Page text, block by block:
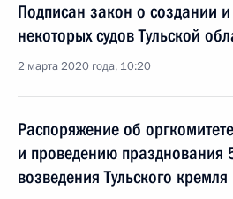
Подписан закон о создании
некоторых судов Тульской
2 марта 2020 года, 10:20
Распоряжение об
и проведению празднования
возведения Тульского кремля